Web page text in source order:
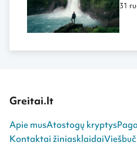
31
Greitai.lt
Apie musAtostogų kryptys
Kontaktai žiniasklaidai